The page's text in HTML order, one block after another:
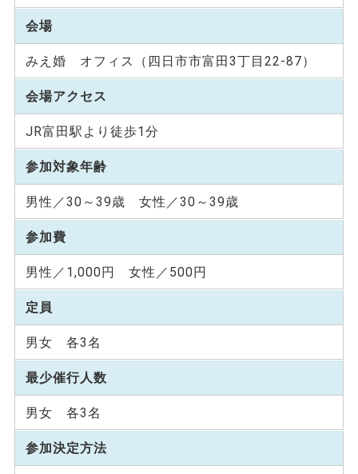
会場
みえ婚 オフィス（四日市市富田3丁目22-87）
会場アクセス
JR富田駅より徒歩1分
参加対象年齢
男性／30～39歳 女性／30～39歳
参加費
男性／1,000円 女性／500円
定員
男女 各3名
最少催行人数
男女 各3名
参加決定方法